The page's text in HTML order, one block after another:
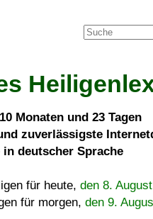
Monaten und 23 Tagen
zuverlässigste
deutscher Sprache
für heute, den 8. August
für morgen, den 9.